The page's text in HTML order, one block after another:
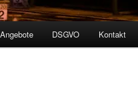
DSGVO Kontakt